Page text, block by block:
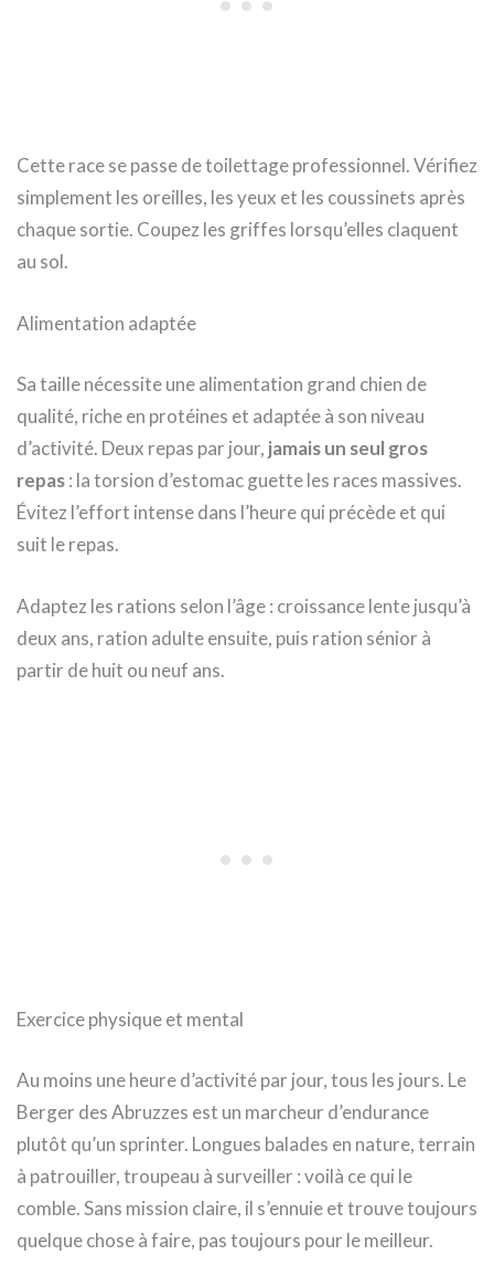
Cette race se passe de toilettage professionnel. Vérifiez
simplement les oreilles, les yeux et les coussinets après
chaque sortie. Coupez les griffes lorsqu’elles claquent
au sol.
Alimentation adaptée
Sa taille nécessite une alimentation grand chien de
qualité, riche en protéines et adaptée à son niveau
d’activité. Deux repas par jour, jamais un seul gros
repas: la torsion d’estomac guette les races massives.
Évitez l’effort intense dans l’heure qui précède et qui
suit le repas.
Adaptez les rations selon l’âge : croissance lente jusqu’à
deux ans, ration adulte ensuite, puis ration sénior à
partir de huit ou neuf ans.
Exercice physique et mental
Au moins une heure d’activité par jour, tous les jours. Le
Berger des Abruzzes est un marcheur d’endurance
plutôt qu’un sprinter. Longues balades en nature, terrain
à patrouiller, troupeau à surveiller : voilà ce qui le
comble. Sans mission claire, il s’ennuie et trouve toujours
quelque chose à faire, pas toujours pour le meilleur.